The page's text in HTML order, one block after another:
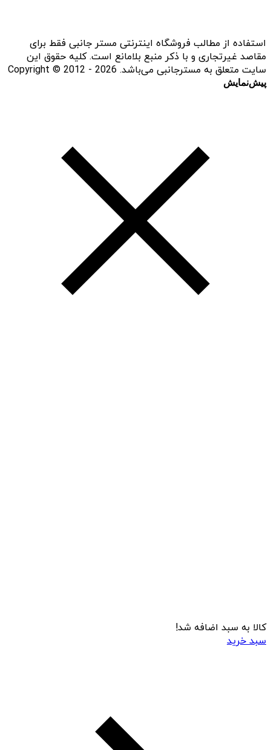
استفاده از مطالب فروشگاه اینترنتی مستر جانبی فقط برای
مقاصد غیرتجاری و با ذکر منبع بلامانع است. کلیه حقوق این
سایت متعلق به مسترجانبی می‌باشد. Copyright © 2012 - 2026
پیش‌نمایش
کالا به سبد اضافه شد!
سبد خرید